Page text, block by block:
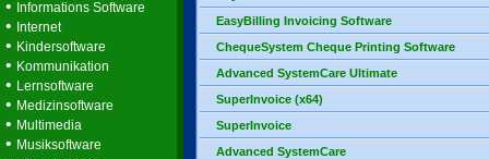
• Informations Software
• Internet
• Kindersoftware
• Kommunikation
• Lernsoftware
• Medizinsoftware
• Multimedia
• Musiksoftware
EasyBilling Invoicing Software
ChequeSystem Cheque Printing Software
Advanced SystemCare Ultimate
SuperInvoice (x64)
SuperInvoice
Advanced SystemCare